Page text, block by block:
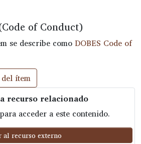
of Conduct)
se describe comoDOBES Code of
ítem
recurso relacionado
acceder a este contenido.
al recurso externo